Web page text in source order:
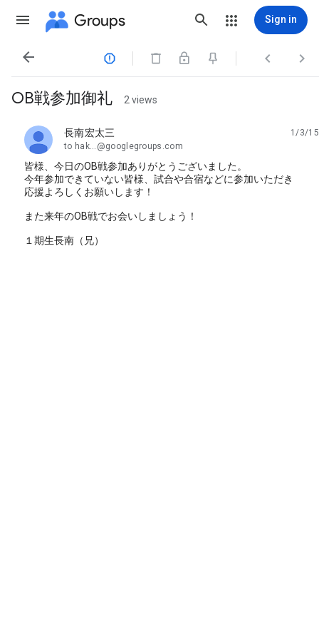
Groups Sign in
   
OB戦参加御礼 2 views
長南宏太三
unread,
1/3/15
to hak...@googlegroups.com
皆様、今日のOB戦参加ありがとうございました。
今年参加できていない皆様、試合や合宿などに参加いただき
応援よろしくお願いします！
また来年のOB戦でお会いしましょう！
１期生長南（兄）